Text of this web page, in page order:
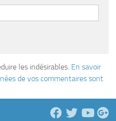
les indésirables. En savoir
de vos commentaires sont